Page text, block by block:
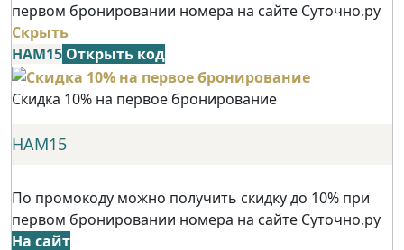
первом бронировании номера на сайте Суточно.ру
Скрыть
НАМ15 Открыть код
Скидка 10% на первое бронирование
НАМ15
По промокоду можно получить скидку до 10% при
первом бронировании номера на сайте Суточно.ру
На сайт